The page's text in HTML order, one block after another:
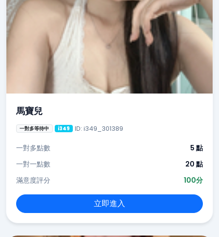
馬寶兒
一對多等待中 i349 ID: i349_301389
一對多點數
5 點
一對一點數
20 點
滿意度評分
100分
立即進入